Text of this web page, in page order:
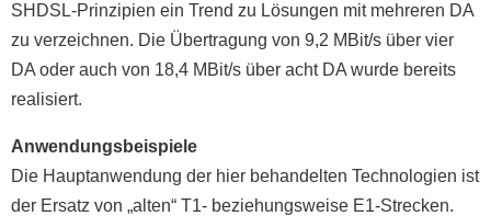
SHDSL-Prinzipien ein Trend zu Lösungen mit mehreren DA
zu verzeichnen. Die Übertragung von 9,2 MBit/s über vier
DA oder auch von 18,4 MBit/s über acht DA wurde bereits
realisiert.
Anwendungsbeispiele
Die Hauptanwendung der hier behandelten Technologien ist
der Ersatz von „alten“ T1- beziehungsweise E1-Strecken.